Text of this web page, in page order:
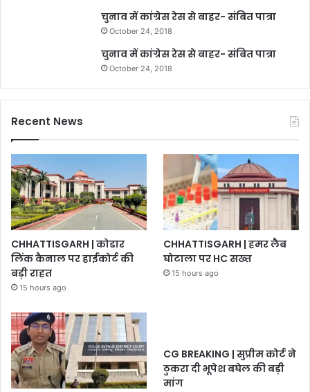
चुनाव में कांग्रेस रेस से बाहर- संबित पात्रा
October 24, 2018
चुनाव में कांग्रेस रेस से बाहर- संबित पात्रा
October 24, 2018
Recent News
CHHATTISGARH | कोडार
लिंक कैनाल पर हाईकोर्ट की
बड़ी राहत
15 hours ago
CHHATTISGARH | हमर लैब
घोटाला पर HC सख्त
15 hours ago
CG BREAKING | सुप्रीम कोर्ट ने
ठुकरा दी भूपेश बघेल की बड़ी
मांग